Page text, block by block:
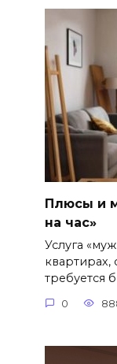
Плюсы и
на час»
Услуга
квартирах,
требуется
0